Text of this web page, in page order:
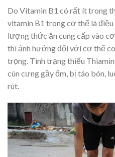
Do Vitamin B1 có rất ít trong
vitamin B1 trong cơ thể là
lượng thức ăn cung cấp vào
thì ảnh hưởng đối với cơ thể
trọng. Tình trạng thiếu
cún cưng gầy ốm, bị táo bón,
rút.